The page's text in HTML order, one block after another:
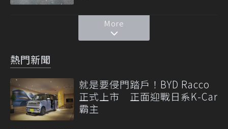
More
熱門新聞
就是要侵門踏戶！BYD Racco
正式上市 正面迎戰日系K-Car
霸主